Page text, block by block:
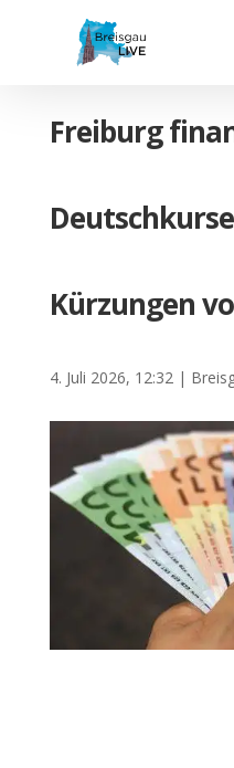
Freiburg
Kürzungen
4. Juli 2026, 12:32|